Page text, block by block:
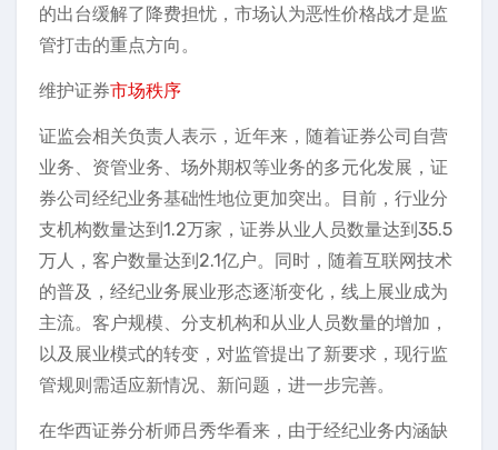
的出台缓解了降费担忧，市场认为恶性价格战才是监
管打击的重点方向。
维护证券市场秩序
证监会相关负责人表示，近年来，随着证券公司自营
业务、资管业务、场外期权等业务的多元化发展，证
券公司经纪业务基础性地位更加突出。目前，行业分
支机构数量达到1.2万家，证券从业人员数量达到35.5
万人，客户数量达到2.1亿户。同时，随着互联网技术
的普及，经纪业务展业形态逐渐变化，线上展业成为
主流。客户规模、分支机构和从业人员数量的增加，
以及展业模式的转变，对监管提出了新要求，现行监
管规则需适应新情况、新问题，进一步完善。
在华西证券分析师吕秀华看来，由于经纪业务内涵缺